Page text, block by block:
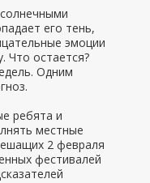
его тень,
эмоции
Что остается?
Одним
ребята и
местные
2 февраля
фестивалей